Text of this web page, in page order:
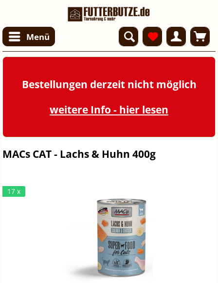
Menü
Bestellungen derzeit nicht möglich
weitere Info - hier lesen
MACs CAT - Lachs & Huhn 400g
17 x